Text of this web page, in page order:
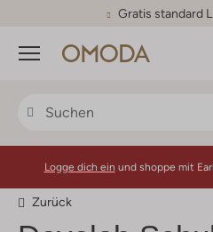
30 Tage
Menü
Logge dich ein und shoppe mit
Zurück